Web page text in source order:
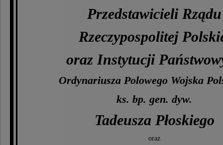
Przedstawicieli Rządu
Rzeczypospolitej
oraz Instytucji
Ordynariusza Polowego Wojska
ks. bp. gen. dyw.
Tadeusza Płoskiego
oraz